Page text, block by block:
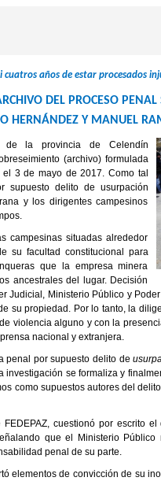
cuatros años de estar procesados
DEL PROCESO
HERNÁNDEZ Y MANUEL
de la provincia de Celendín
(archivo) formulada
3 de mayo de 2017. Como tal
supuesto delito de usurpación
y los dirigentes campesinos
campesinas situadas alrededor
su facultad constitucional para
que la empresa minera
ancestrales del lugar. Decisión
Judicial, Ministerio Público y
su propiedad. Por lo tanto, la
violencia alguno y con la
nacional y extranjera.
penal por supuesto delito de
se formaliza y
como supuestos autores del
cuestionó por escrito
que el Ministerio
penal de su parte.
elementos de convicción de su